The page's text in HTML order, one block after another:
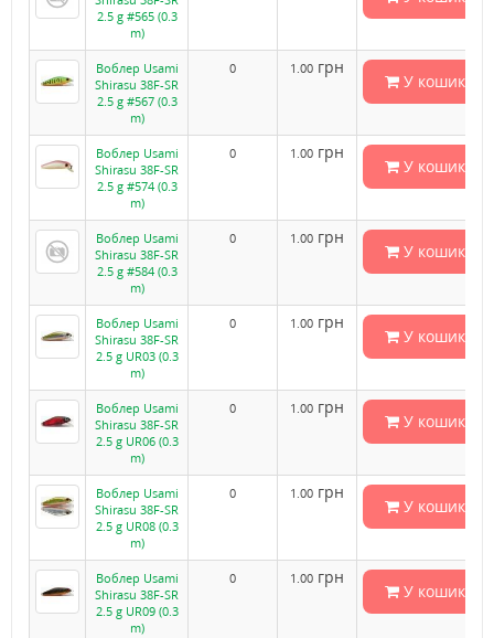
2.5 g #565 (0.3
m)
Воблер Usami
Shirasu 38F-SR
2.5 g #567 (0.3
m)
0 1.00 грн
У кошик
Воблер Usami
Shirasu 38F-SR
2.5 g #574 (0.3
m)
0 1.00 грн
У кошик
Воблер Usami
Shirasu 38F-SR
2.5 g #584 (0.3
m)
0 1.00 грн
У кошик
Воблер Usami
Shirasu 38F-SR
2.5 g UR03 (0.3
m)
0 1.00 грн
У кошик
Воблер Usami
Shirasu 38F-SR
2.5 g UR06 (0.3
m)
0 1.00 грн
У кошик
Воблер Usami
Shirasu 38F-SR
2.5 g UR08 (0.3
m)
0 1.00 грн
У кошик
Воблер Usami
Shirasu 38F-SR
2.5 g UR09 (0.3
m)
0 1.00 грн
У кошик